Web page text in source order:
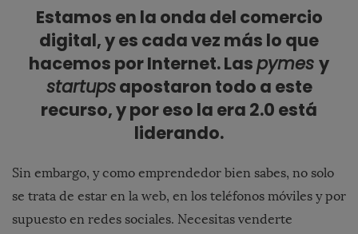
Estamos en la onda del comercio
digital, y es cada vez más lo que
hacemos por Internet. Laspymes y
startupsapostaron todo a este
recurso, y por eso la era 2.0 está
liderando.
Sin embargo, y como emprendedor bien sabes, no solo
se trata de estar en la web, en los teléfonos móviles y por
supuesto en redes sociales. Necesitas venderte